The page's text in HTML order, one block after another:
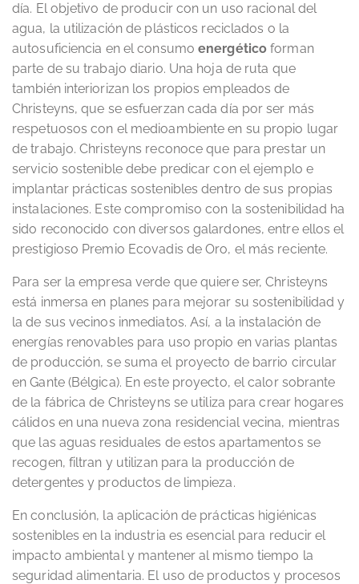
día. El objetivo de producir con un uso racional del
agua, la utilización de plásticos reciclados o la
autosuficiencia en el consumoenergético forman
parte de su trabajo diario. Una hoja de ruta que
también interiorizan los propios empleados de
Christeyns, que se esfuerzan cada día por ser más
respetuosos con el medioambiente en su propio lugar
de trabajo. Christeyns reconoce que para prestar un
servicio sostenible debe predicar con el ejemplo e
implantar prácticas sostenibles dentro de sus propias
instalaciones. Este compromiso con la sostenibilidad ha
sido reconocido con diversos galardones, entre ellos el
prestigioso Premio Ecovadis de Oro, el más reciente.
Para ser la empresa verde que quiere ser, Christeyns
está inmersa en planes para mejorar su sostenibilidad y
la de sus vecinos inmediatos. Así, a la instalación de
energías renovables para uso propio en varias plantas
de producción, se suma el proyecto de barrio circular
en Gante (Bélgica). En este proyecto, el calor sobrante
de la fábrica de Christeyns se utiliza para crear hogares
cálidos en una nueva zona residencial vecina, mientras
que las aguas residuales de estos apartamentos se
recogen, filtran y utilizan para la producción de
detergentes y productos de limpieza.
En conclusión, la aplicación de prácticas higiénicas
sostenibles en la industria es esencial para reducir el
impacto ambiental y mantener al mismo tiempo la
seguridad alimentaria. El uso de productos y procesos